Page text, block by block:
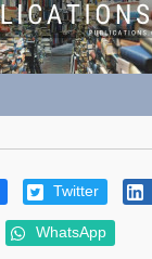
Twitter
WhatsApp